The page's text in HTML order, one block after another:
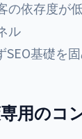
の依存度が
ル
基礎を固
用のコ